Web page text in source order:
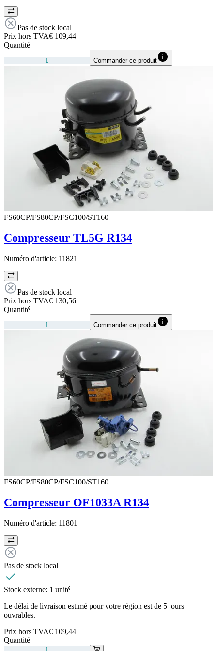
Pas de stock local
Prix hors TVA€ 109,44
Quantité
Commander ce produit
FS60CP/FS80CP/FSC100/ST160
Compresseur TL5G R134
Numéro d'article: 11821
Pas de stock local
Prix hors TVA€ 130,56
Quantité
Commander ce produit
FS60CP/FS80CP/FSC100/ST160
Compresseur OF1033A R134
Numéro d'article: 11801
Pas de stock local
Stock externe: 1 unité
Le délai de livraison estimé pour votre région est de 5 jours
ouvrables.
Prix hors TVA€ 109,44
Quantité